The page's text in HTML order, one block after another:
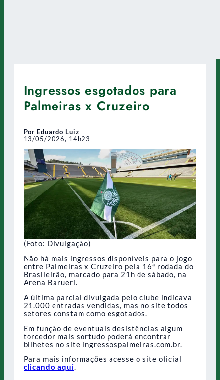
Ingressos esgotados para
Palmeiras x Cruzeiro
Por Eduardo Luiz
13/05/2026, 14h23
(Foto: Divulgação)
Não há mais ingressos disponíveis para o jogo
entre Palmeiras x Cruzeiro pela 16ª rodada do
Brasileirão, marcado para 21h de sábado, na
Arena Barueri.
A última parcial divulgada pelo clube indicava
21.000 entradas vendidas, mas no site todos
setores constam como esgotados.
Em função de eventuais desistências algum
torcedor mais sortudo poderá encontrar
bilhetes no site ingressospalmeiras.com.br.
Para mais informações acesse o site oficial
clicando aqui.